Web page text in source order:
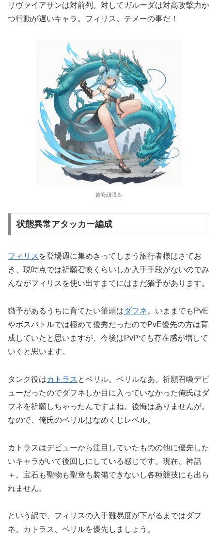
リヴァイアサンは対前列。対してガルーダは対高攻撃力か
つ行動が遅いキャラ。フィリス。テメーの事だ！
青瓷頑張る
状態異常アタッカー編成
フィリス を登場週に集めきってしまう旅行者様はさてお
き、現時点では祈願召喚くらいしか入手手段がないのでみ
んながフィリスを使い出すまでにはまだ猶予があります。
猶予があるうちに育てたい筆頭はダフネ。いままでもPvE
やボスバトルでは極めて優秀だったのでPvE優先の方は育
成していたと思いますが、今後はPvPでも存在感が増して
いくと思います。
タンク役はカトラス とベリル。ベリルなあ。祈願召喚デビ
ューだったのでダフネしか目に入っていなかった俺氏はダ
フネを祈願しちゃったんですよね。後悔はありませんが。
なので、俺氏のベリルはなめくじレベル。
カトラスはデビューから注目していたものの他に優先した
いキャラがいて後回しにしている感じです。現在、神話
＋。宝石も聖物も聖章も装備できないし各種競技にも出ら
れません。
という訳で、フィリスの入手難易度が下がるまではダフ
ネ、カトラス、ベリルを優先しましょう。